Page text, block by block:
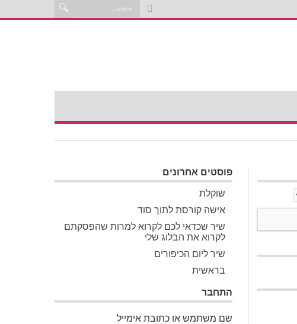
פוסטים אחרונים
שוקלת
אישה קורסת לתוך סוד
שיר שכדאי לכם לקרוא למרות שהפסקתם
לקרוא את הבלוג שלי
שיר ליום הכיפורים
בראשית
התחבר
שם משתמש או כתובת אימייל